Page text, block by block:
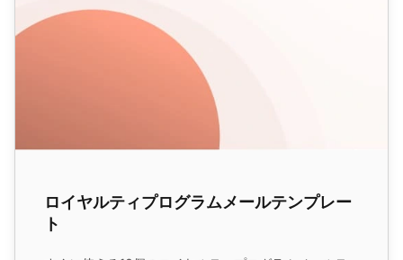
ロイヤルティプログラムメールテンプレー
ト